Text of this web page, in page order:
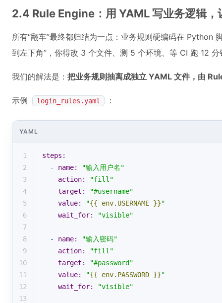
2.4 Rule Engine：用 YAML 写业务逻辑，
所有“翻车”最终都归结为一点：业务规则硬编码在 Python
到左下角”，你得改 3 个文件、测 5 个环境、等 CI 跑 12 分
我们的解法是： 把业务规则抽离成独立 YAML 文件，由
示例 login_rules.yaml ：
YAML
1
steps:
2
- name:
"输入用户名"
3
action:
"fill"
4
target:
"#username"
5
value: "{{ env.USERNAME }}"
6
wait_for:
"visible"
7
8
- name:
"输入密码"
9
action:
"fill"
10
target:
"#password"
11
value: "{{ env.PASSWORD }}"
12
wait_for:
"visible"
13